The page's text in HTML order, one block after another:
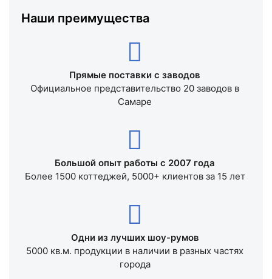
Наши преимущества
Прямые поставки с заводов
Официальное представительство 20 заводов в
Самаре
Большой опыт работы с 2007 года
Более 1500 коттеджей, 5000+ клиентов за 15 лет
Одни из лучших шоу-румов
5000 кв.м. продукции в наличии в разных частях
города